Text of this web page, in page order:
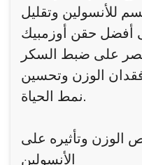
للأنسولين وتقليل
أفضل حقن أوزمبيك
على ضبط السكر
الوزن وتحسين
نمط الحياة.
الوزن وتأثيره على
الأنسولين